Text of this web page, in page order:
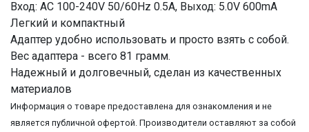
Вход: AC 100-240V 50/60Hz 0.5A, Выход: 5.0V 600mA
Легкий и компактный
Адаптер удобно использовать и просто взять с собой.
Вес адаптера - всего 81 грамм.
Надежный и долговечный, сделан из качественных
материалов
Информация о товаре предоставлена для ознакомления и не
является публичной офертой. Производители оставляют за собой